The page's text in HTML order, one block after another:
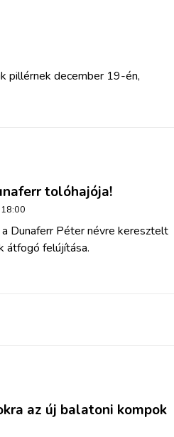
pillérnek december 19-én,
tolóhajója!
Dunaferr Péter névre keresztelt
átfogó felújítása.
az új balatoni kompok